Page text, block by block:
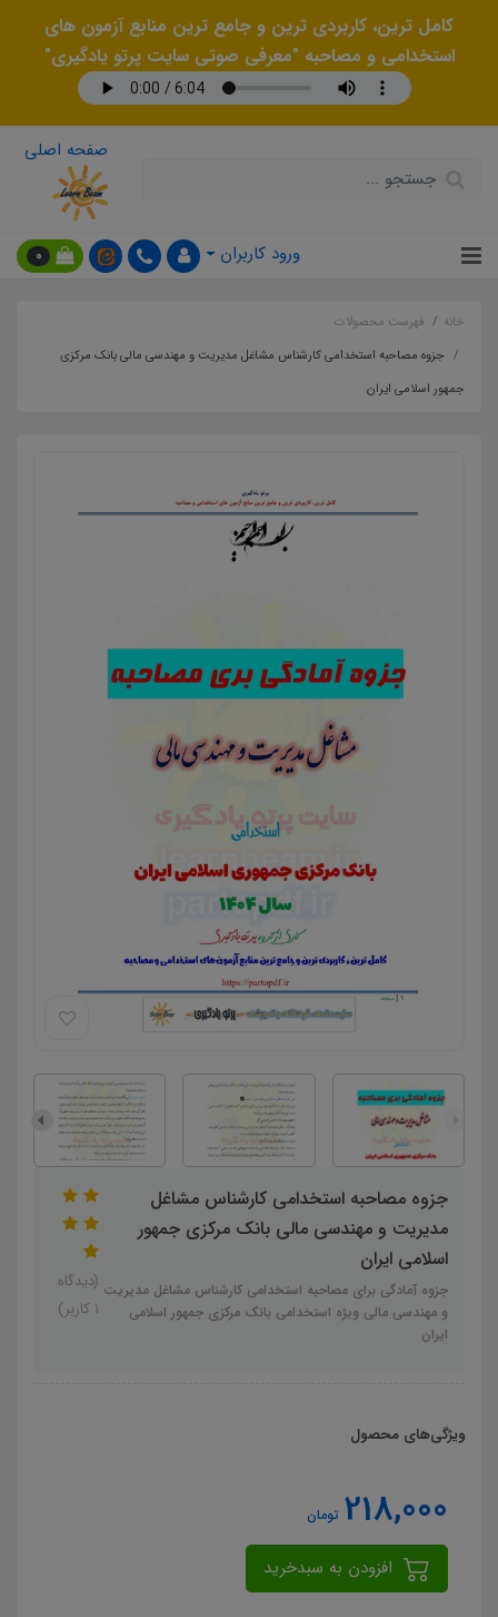
کامل ترین، کاربردی ترین و جامع ترین منابع آزمون های
استخدامی و مصاحبه "معرفی صوتی سایت پرتو یادگیری"
صفحه اصلی
ورود کاربران 0
خانه
فهرست محصولات
جزوه مصاحبه استخدامی کارشناس مشاغل مدیریت و مهندسی مالی بانک مرکزی
جمهور اسلامی ایران
جزوه مصاحبه استخدامی کارشناس مشاغل
مدیریت و مهندسی مالی بانک مرکزی جمهور
اسلامی ایران
جزوه آمادگی برای مصاحبه استخدامی کارشناس مشاغل مدیریت
و مهندسی مالی ویژه استخدامی بانک مرکزی جمهور اسلامی
ایران
(دیدگاه
1 کاربر)
ویژگی‌های محصول
218,000 تومان